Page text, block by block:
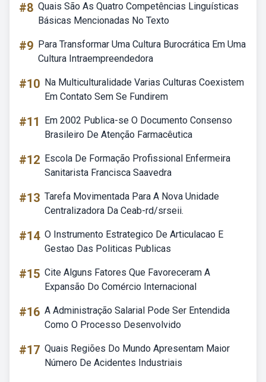
#8 Quais São As Quatro Competências Linguísticas
Básicas Mencionadas No Texto
#9 Para Transformar Uma Cultura Burocrática Em Uma
Cultura Intraempreendedora
#10 Na Multiculturalidade Varias Culturas Coexistem
Em Contato Sem Se Fundirem
#11
Em 2002 Publica-se O Documento Consenso
Brasileiro De Atenção Farmacêutica
#12 Escola De Formação Profissional Enfermeira
Sanitarista Francisca Saavedra
#13 Tarefa Movimentada Para A Nova Unidade
Centralizadora Da Ceab-rd/srseii.
#14 O Instrumento Estrategico De Articulacao E
Gestao Das Politicas Publicas
#15 Cite Alguns Fatores Que Favoreceram A
Expansão Do Comércio Internacional
#16 A Administração Salarial Pode Ser Entendida
Como O Processo Desenvolvido
#17 Quais Regiões Do Mundo Apresentam Maior
Número De Acidentes Industriais